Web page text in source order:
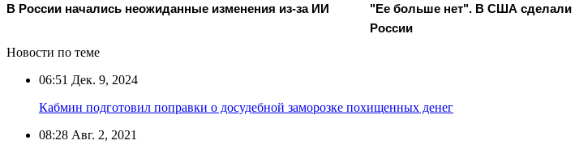
В России начались неожиданные изменения из-за ИИ
"Ее больше нет". В США сделали
России
Новости по теме
06:51 Дек. 9, 2024
Кабмин подготовил поправки о досудебной заморозке похищенных денег
08:28 Авг. 2, 2021